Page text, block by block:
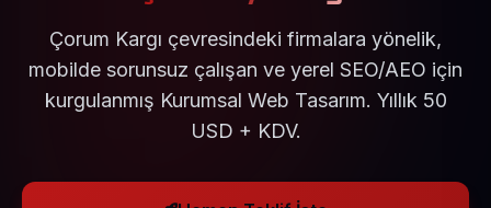
Çorum Kargı çevresindeki firmalara yönelik,
mobilde sorunsuz çalışan ve yerel SEO/AEO için
kurgulanmış Kurumsal Web Tasarım. Yıllık 50
USD + KDV.